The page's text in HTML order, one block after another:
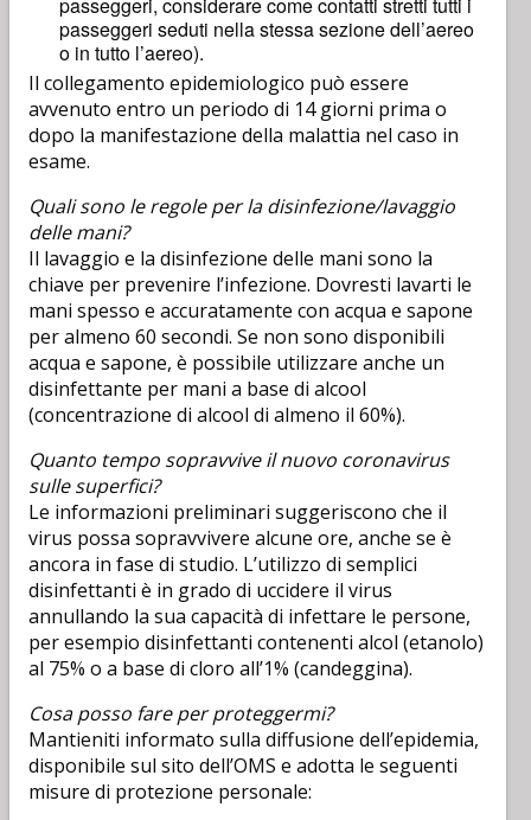
passeggeri seduti nella stessa sezione dell’aereo
o in tutto l’aereo).
Il collegamento epidemiologico può essere
avvenuto entro un periodo di 14 giorni prima o
dopo la manifestazione della malattia nel caso in
esame.
Quali sono le regole per la disinfezione/lavaggio
delle mani?
Il lavaggio e la disinfezione delle mani sono la
chiave per prevenire l’infezione. Dovresti lavarti le
mani spesso e accuratamente con acqua e sapone
per almeno 60 secondi. Se non sono disponibili
acqua e sapone, è possibile utilizzare anche un
disinfettante per mani a base di alcool
(concentrazione di alcool di almeno il 60%).
Quanto tempo sopravvive il nuovo coronavirus
sulle superfici?
Le informazioni preliminari suggeriscono che il
virus possa sopravvivere alcune ore, anche se è
ancora in fase di studio. L’utilizzo di semplici
disinfettanti è in grado di uccidere il virus
annullando la sua capacità di infettare le persone,
per esempio disinfettanti contenenti alcol (etanolo)
al 75% o a base di cloro all’1% (candeggina).
Cosa posso fare per proteggermi?
Mantieniti informato sulla diffusione dell’epidemia,
disponibile sul sito dell’OMS e adotta le seguenti
misure di protezione personale: